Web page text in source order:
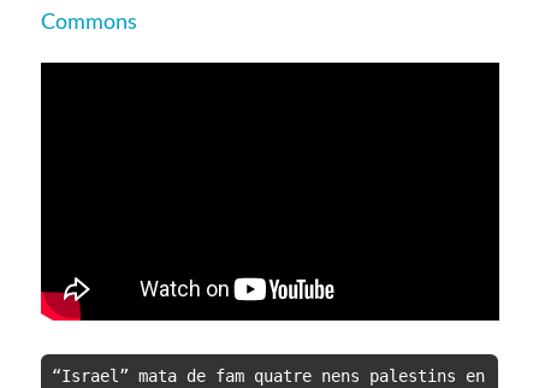
Commons
“Israel” mata de fam quatre nens palestins en